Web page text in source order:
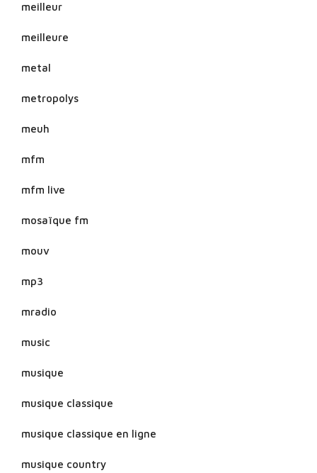
meilleur
meilleure
metal
metropolys
meuh
mfm
mfm live
mosaïque fm
mouv
mp3
mradio
music
musique
musique classique
musique classique en ligne
musique country